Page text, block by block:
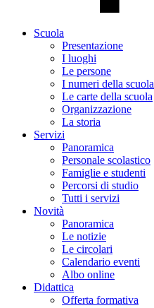
Scuola
Presentazione
I luoghi
Le persone
I numeri della scuola
Le carte della scuola
Organizzazione
La storia
Servizi
Panoramica
Personale scolastico
Famiglie e studenti
Percorsi di studio
Tutti i servizi
Novità
Panoramica
Le notizie
Le circolari
Calendario eventi
Albo online
Didattica
Offerta formativa